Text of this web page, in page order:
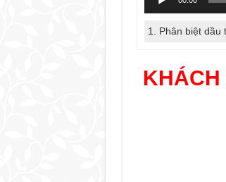
1. Phân biệt dầu
KHÁCH